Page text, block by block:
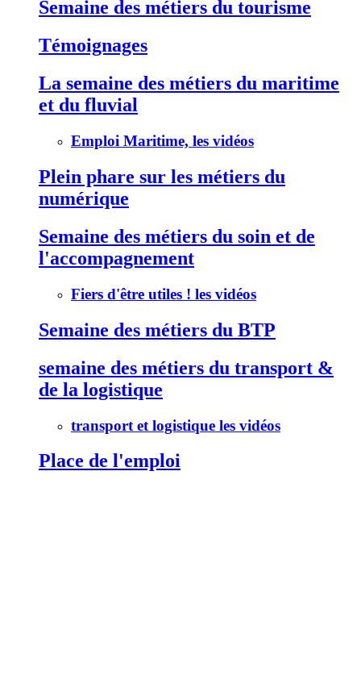
Semaine des métiers du tourisme
Témoignages
La semaine des métiers du maritime
et du fluvial
Emploi Maritime, les vidéos
Plein phare sur les métiers du
numérique
Semaine des métiers du soin et de
l'accompagnement
Fiers d'être utiles ! les vidéos
Semaine des métiers du BTP
semaine des métiers du transport &
de la logistique
transport et logistique les vidéos
Place de l'emploi